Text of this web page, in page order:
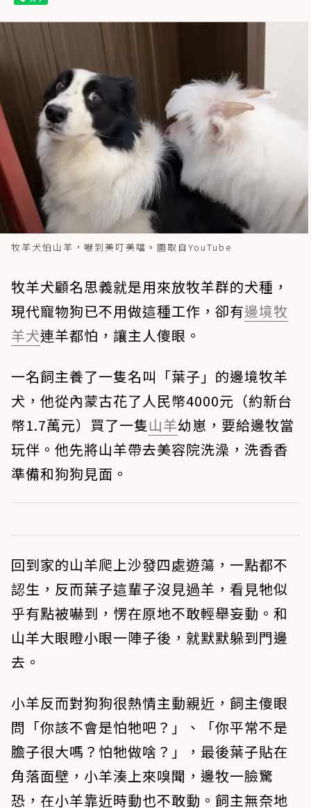
牧羊犬怕山羊，嚇到美叮美噹。圖取自YouTube
牧羊犬顧名思義就是用來放牧羊群的犬種，
現代寵物狗已不用做這種工作，卻有邊境牧
羊犬連羊都怕，讓主人傻眼。
一名飼主養了一隻名叫「葉子」的邊境牧羊
犬，他從內蒙古花了人民幣4000元（約新台
幣1.7萬元）買了一隻山羊幼崽，要給邊牧當
玩伴。他先將山羊帶去美容院洗澡，洗香香
準備和狗狗見面。
回到家的山羊爬上沙發四處遊蕩，一點都不
認生，反而葉子這輩子沒見過羊，看見牠似
乎有點被嚇到，愣在原地不敢輕舉妄動。和
山羊大眼瞪小眼一陣子後，就默默躲到門邊
去。
小羊反而對狗狗很熱情主動親近，飼主傻眼
問「你該不會是怕牠吧？」、「你平常不是
膽子很大嗎？怕牠做啥？」，最後葉子貼在
角落面壁，小羊湊上來嗅聞，邊牧一臉驚
恐，在小羊靠近時動也不敢動。飼主無奈地